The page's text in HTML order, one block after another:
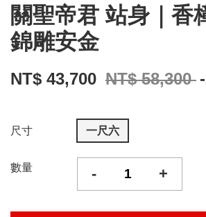
關聖帝君 站身｜香
錦雕安金
NT$ 43,700 NT$ 58,300
尺寸 一尺六
數量 - +